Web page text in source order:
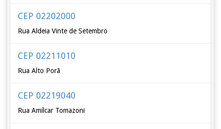
CEP 02202000
Rua Aldeia Vinte de Setembro
CEP 02211010
Rua Alto Porã
CEP 02219040
Rua Amílcar Tomazoni